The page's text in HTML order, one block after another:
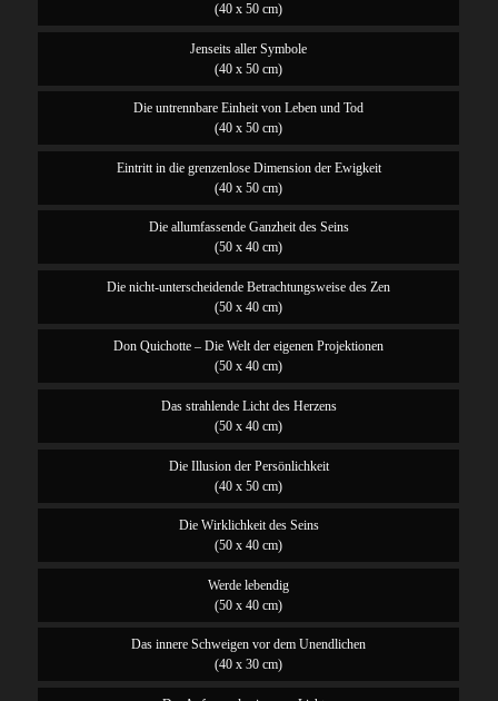
(40 x 50 cm)
Jenseits aller Symbole
(40 x 50 cm)
Die untrennbare Einheit von Leben und Tod
(40 x 50 cm)
Eintritt in die grenzenlose Dimension der Ewigkeit
(40 x 50 cm)
Die allumfassende Ganzheit des Seins
(50 x 40 cm)
Die nicht-unterscheidende Betrachtungsweise des Zen
(50 x 40 cm)
Don Quichotte – Die Welt der eigenen Projektionen
(50 x 40 cm)
Das strahlende Licht des Herzens
(50 x 40 cm)
Die Illusion der Persönlichkeit
(40 x 50 cm)
Die Wirklichkeit des Seins
(50 x 40 cm)
Werde lebendig
(50 x 40 cm)
Das innere Schweigen vor dem Unendlichen
(40 x 30 cm)